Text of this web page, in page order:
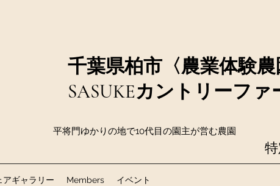
アギャラリー Members イベント
千葉県柏市〈農業体験農
SASUKEカントリーファ
平将門ゆかりの地で10代目の園主が営む農園